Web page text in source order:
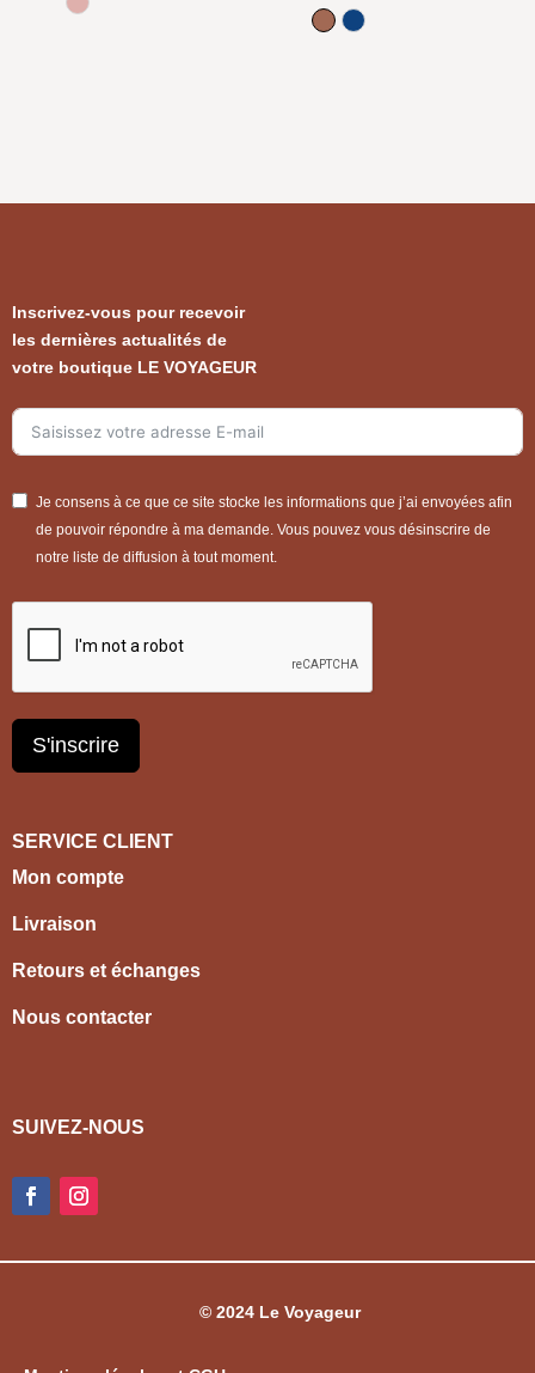
Rose
Luggage
Navy
Inscrivez-vous pour recevoir
les dernières actualités de
votre boutique LE VOYAGEUR
Je consens à ce que ce site stocke les informations que j’ai envoyées afin
de pouvoir répondre à ma demande. Vous pouvez vous désinscrire de
notre liste de diffusion à tout moment.
S'inscrire
SERVICE CLIENT
Mon compte
Livraison
Retours et échanges
Nous contacter
SUIVEZ-NOUS
© 2024 Le Voyageur